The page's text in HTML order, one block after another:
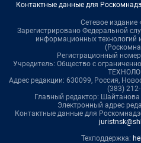
Контактные данные для
Сетевое издание
Зарегистрировано Федеральной
информационных технологий
Регистрационный
Учредитель: Общество с
Адрес редакции: 630099, Россия,
(383)
Главный редактор:
Электронный адрес
Контактные данные для
Техподдержка: